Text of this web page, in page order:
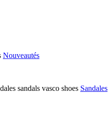
Nouveautés
Sandales